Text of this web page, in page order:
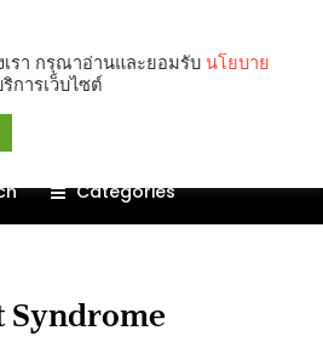
Categories
Syndrome
เรา กรุณาอ่านและยอมรับ นโยบาย
การเว็บไซต์